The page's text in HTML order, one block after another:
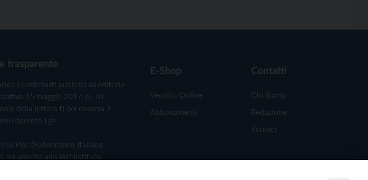
trasparente
i contributi pubblici all'editoria
15 maggio 2017, n. 70.
della lettera f) del comma 2
decreto Lgs.
la Fisc (Federazione Italiana
ha aderito allo IAP (Istituto
E-Shop
Vendita Online
Abbonamenti
Contatti
Chi Siamo
Redazione
Scrivici